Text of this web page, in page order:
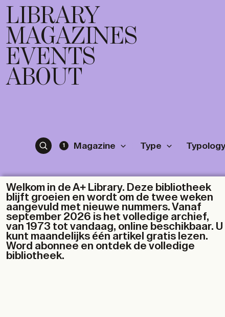
LIBRARY
MAGAZINES
EVENTS
ABOUT
1 Magazine Type Typology
Welkom in de A+ Library. Deze bibliotheek
blijft groeien en wordt om de twee weken
aangevuld met nieuwe nummers. Vanaf
september 2026 is het volledige archief,
van 1973 tot vandaag, online beschikbaar. U
kunt maandelijks één artikel gratis lezen.
Word abonnee en ontdek de volledige
bibliotheek.